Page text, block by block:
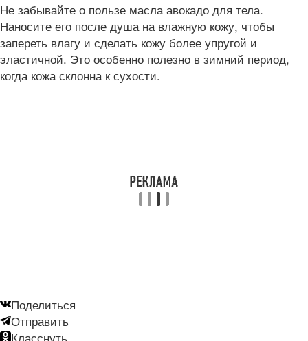
Не забывайте о пользе масла авокадо для тела.
Наносите его после душа на влажную кожу, чтобы
запереть влагу и сделать кожу более упругой и
эластичной. Это особенно полезно в зимний период,
когда кожа склонна к сухости.
Поделиться
Отправить
Класснуть